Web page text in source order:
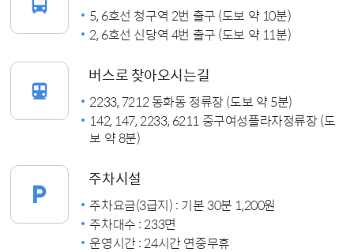
5, 6호선 청구역 2번 출구 (도보 약 10분)
2, 6호선 신당역 4번 출구 (도보 약 11분)
버스로 찾아오시는길
2233, 7212 동화동 정류장 (도보 약 5분)
142, 147, 2233, 6211 중구여성플라자정류장 (도
보 약 8분)
주차시설
주차요금(3급지) : 기본 30분 1,200원
주차대수 : 233면
운영시간 : 24시간 연중무휴